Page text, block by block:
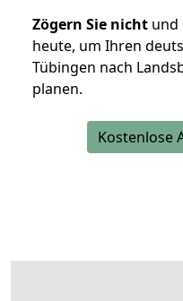
Zögern Sie nicht und
heute, um Ihren
Tübingen nach
planen.
Kostenlose